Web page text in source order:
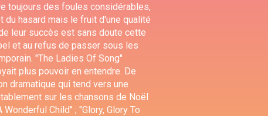
toujours des foules considérables,
du hasard mais le fruit d'une qualité
leur succès est sans doute cette
et au refus de passer sous les
"The Ladies Of Song"
plus pouvoir en entendre. De
dramatique qui tend vers une
sur les chansons de Noël
Child" ; "Glory, Glory To